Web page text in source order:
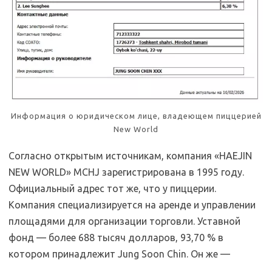
Информация о юридическом лице, владеющем пиццерией
New World
Согласно открытым источникам, компания «HAEJIN
NEW WORLD» MCHJ зарегистрирована в 1995 году.
Официальный адрес тот же, что у пиццерии.
Компания специализируется на аренде и управлении
площадями для организации торговли. Уставной
фонд — более 688 тысяч долларов, 93,70 % в
котором принадлежит Jung Soon Chin. Он же —